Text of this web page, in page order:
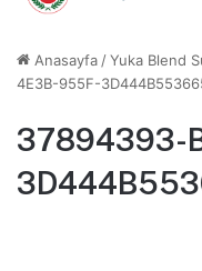
Anasayfa /Yuka Blend
4E3B-955F-
37894393-